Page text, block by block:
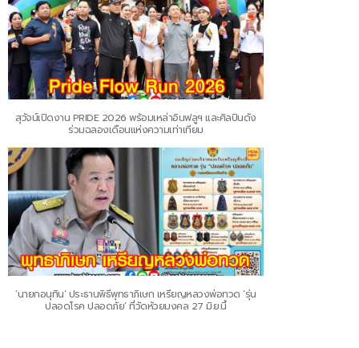
สุวัจน์เปิดงาน PRIDE 2026 พร้อมเหล่าอินฟลูฯ และศิลปินดัง
ร่วมฉลองเดือนแห่งความเท่าเทียม
‘นายกอนุทิน’ ประธานพิธีพุทธาภิเษก เหรียญหลวงพ่อทวด ‘รุ่น
ปลอดโรค ปลอดภัย’ ที่วัดห้วยมงคล 27 มิ.ย.นี้